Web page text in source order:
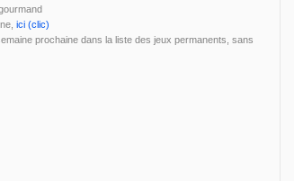
ici (clic)
prochaine dans la liste des jeux permanents, sans